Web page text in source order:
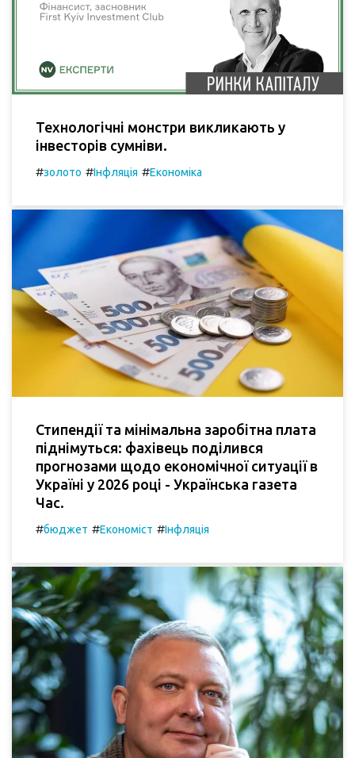
Технологічні монстри викликають у
інвесторів сумніви.
#золото #Інфляція #Економіка
Стипендії та мінімальна заробітна плата
піднімуться: фахівець поділився
прогнозами щодо економічної ситуації в
Україні у 2026 році - Українська газета
Час.
#бюджет #Економіст #Інфляція